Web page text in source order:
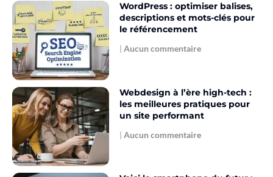
WordPress : optimiser balises,
descriptions et mots-clés pour
le référencement
Aucun commentaire
Webdesign à l’ère high-tech :
les meilleures pratiques pour
un site performant
Aucun commentaire